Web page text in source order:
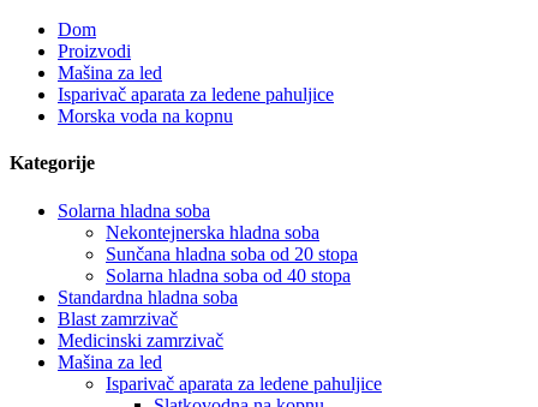
Dom
Proizvodi
Mašina za led
Isparivač aparata za ledene pahuljice
Morska voda na kopnu
Kategorije
Solarna hladna soba
Nekontejnerska hladna soba
Sunčana hladna soba od 20 stopa
Solarna hladna soba od 40 stopa
Standardna hladna soba
Blast zamrzivač
Medicinski zamrzivač
Mašina za led
Isparivač aparata za ledene pahuljice